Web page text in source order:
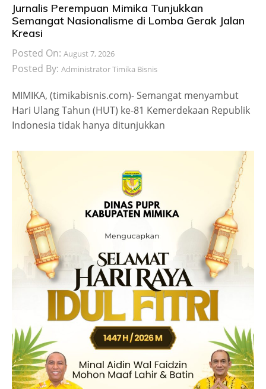
Jurnalis Perempuan Mimika Tunjukkan
Semangat Nasionalisme di Lomba Gerak Jalan
Kreasi
Posted On: August 7, 2026
Posted By: Administrator Timika Bisnis
MIMIKA, (timikabisnis.com)- Semangat menyambut
Hari Ulang Tahun (HUT) ke-81 Kemerdekaan Republik
Indonesia tidak hanya ditunjukkan